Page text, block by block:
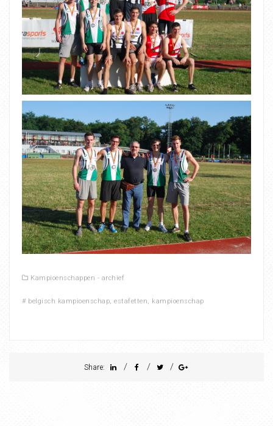
Kampioenschappen - archief
# belgisch kampioenschap, estafetten, kampioenschap
Share: / / /